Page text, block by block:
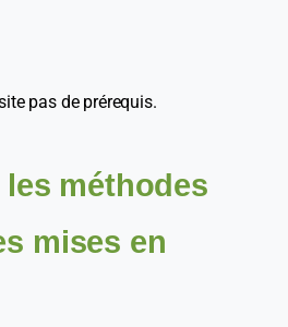
pas de prérequis.
méthodes
mises en